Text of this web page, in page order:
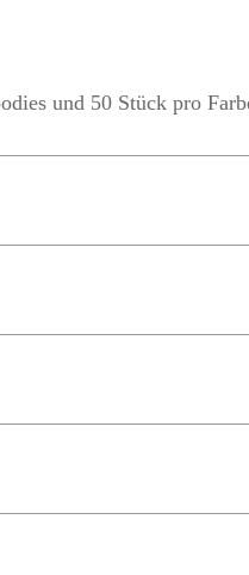
und 50 Stück pro
des Designs und der
von der Bestellgröße und
Stoffempfehlungen